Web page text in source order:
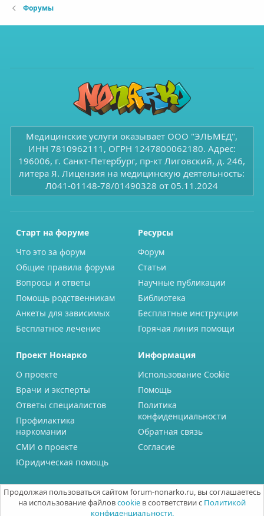
Форумы
Медицинские услуги оказывает ООО "ЭЛЬМЕД",
ИНН 7810962111, ОГРН 1247800062180. Адрес:
196006, г. Санкт-Петербург, пр-кт Лиговский, д. 246,
литера Я. Лицензия на медицинскую деятельность:
Л041-01148-78/01490328 от 05.11.2024
Старт на форуме
Что это за форум
Общие правила форума
Вопросы и ответы
Помощь родственникам
Анкеты для зависимых
Бесплатное лечение
Ресурсы
Форум
Статьи
Научные публикации
Библиотека
Бесплатные инструкции
Горячая линия помощи
Проект Нонарко
О проекте
Врачи и эксперты
Ответы специалистов
Профилактика
наркомании
СМИ о проекте
Юридическая помощь
Информация
Использование Cookie
Помощь
Политика
конфиденциальности
Обратная связь
Согласие
Продолжая пользоваться сайтом forum-nonarko.ru, вы соглашаетесь
на использование файловcookie в соответствии с Политикой
конфиденциальности.